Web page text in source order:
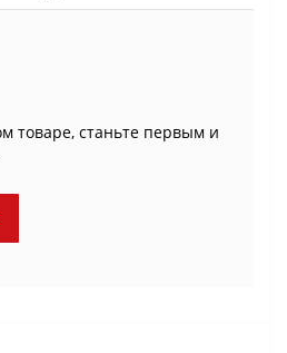
товаре, станьте первым и